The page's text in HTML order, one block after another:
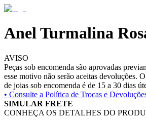
Anel Turmalina
AVISO
Peças sob encomenda são aprovadas
esse motivo não serão aceitas devoluções.
de joias sob encomenda é de 15 a 30 dias
• Consulte a Política de Trocas e
SIMULAR FRETE
CONHEÇA OS DETALHES DO